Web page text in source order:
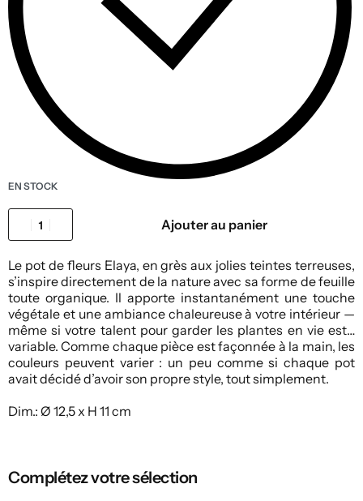
EN STOCK
Ajouter au panier
Le pot de fleurs Elaya, en grès aux jolies teintes terreuses,
s’inspire directement de la nature avec sa forme de feuille
toute organique. Il apporte instantanément une touche
végétale et une ambiance chaleureuse à votre intérieur —
même si votre talent pour garder les plantes en vie est…
variable. Comme chaque pièce est façonnée à la main, les
couleurs peuvent varier : un peu comme si chaque pot
avait décidé d’avoir son propre style, tout simplement.
Dim.: Ø 12,5 x H 11 cm
Complétez votre sélection